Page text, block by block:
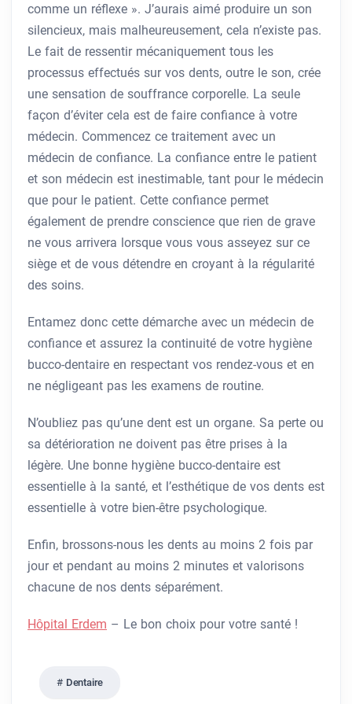
comme un réflexe ». J’aurais aimé produire un son
silencieux, mais malheureusement, cela n’existe pas.
Le fait de ressentir mécaniquement tous les
processus effectués sur vos dents, outre le son, crée
une sensation de souffrance corporelle. La seule
façon d’éviter cela est de faire confiance à votre
médecin. Commencez ce traitement avec un
médecin de confiance. La confiance entre le patient
et son médecin est inestimable, tant pour le médecin
que pour le patient. Cette confiance permet
également de prendre conscience que rien de grave
ne vous arrivera lorsque vous vous asseyez sur ce
siège et de vous détendre en croyant à la régularité
des soins.
Entamez donc cette démarche avec un médecin de
confiance et assurez la continuité de votre hygiène
bucco-dentaire en respectant vos rendez-vous et en
ne négligeant pas les examens de routine.
N’oubliez pas qu’une dent est un organe. Sa perte ou
sa détérioration ne doivent pas être prises à la
légère. Une bonne hygiène bucco-dentaire est
essentielle à la santé, et l’esthétique de vos dents est
essentielle à votre bien-être psychologique.
Enfin, brossons-nous les dents au moins 2 fois par
jour et pendant au moins 2 minutes et valorisons
chacune de nos dents séparément.
Hôpital Erdem – Le bon choix pour votre santé !
Dentaire